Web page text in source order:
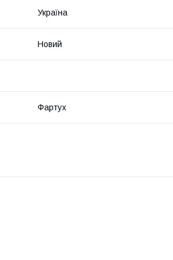
Україна
Новий
Фартух